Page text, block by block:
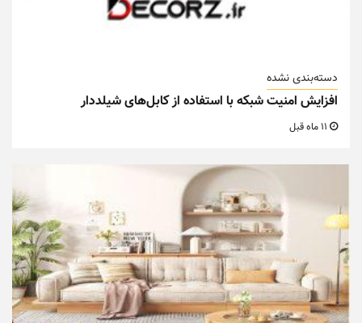
دسته‌بندی نشده
افزایش امنیت شبکه با استفاده از کابل‌های شیلددار